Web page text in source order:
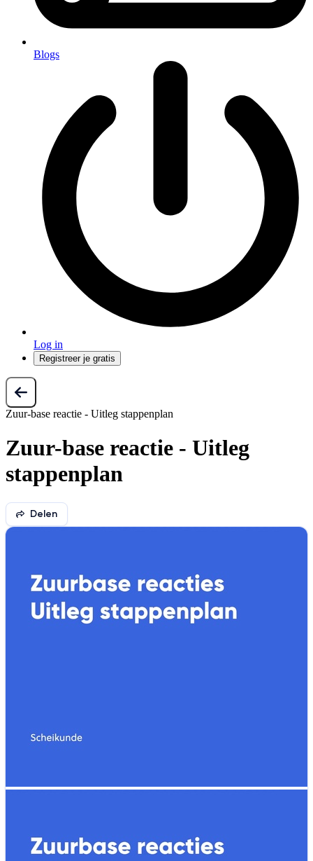
Blogs
Log in
Registreer je gratis
Zuur-base reactie - Uitleg stappenplan
Zuur-base reactie - Uitleg
stappenplan
Delen